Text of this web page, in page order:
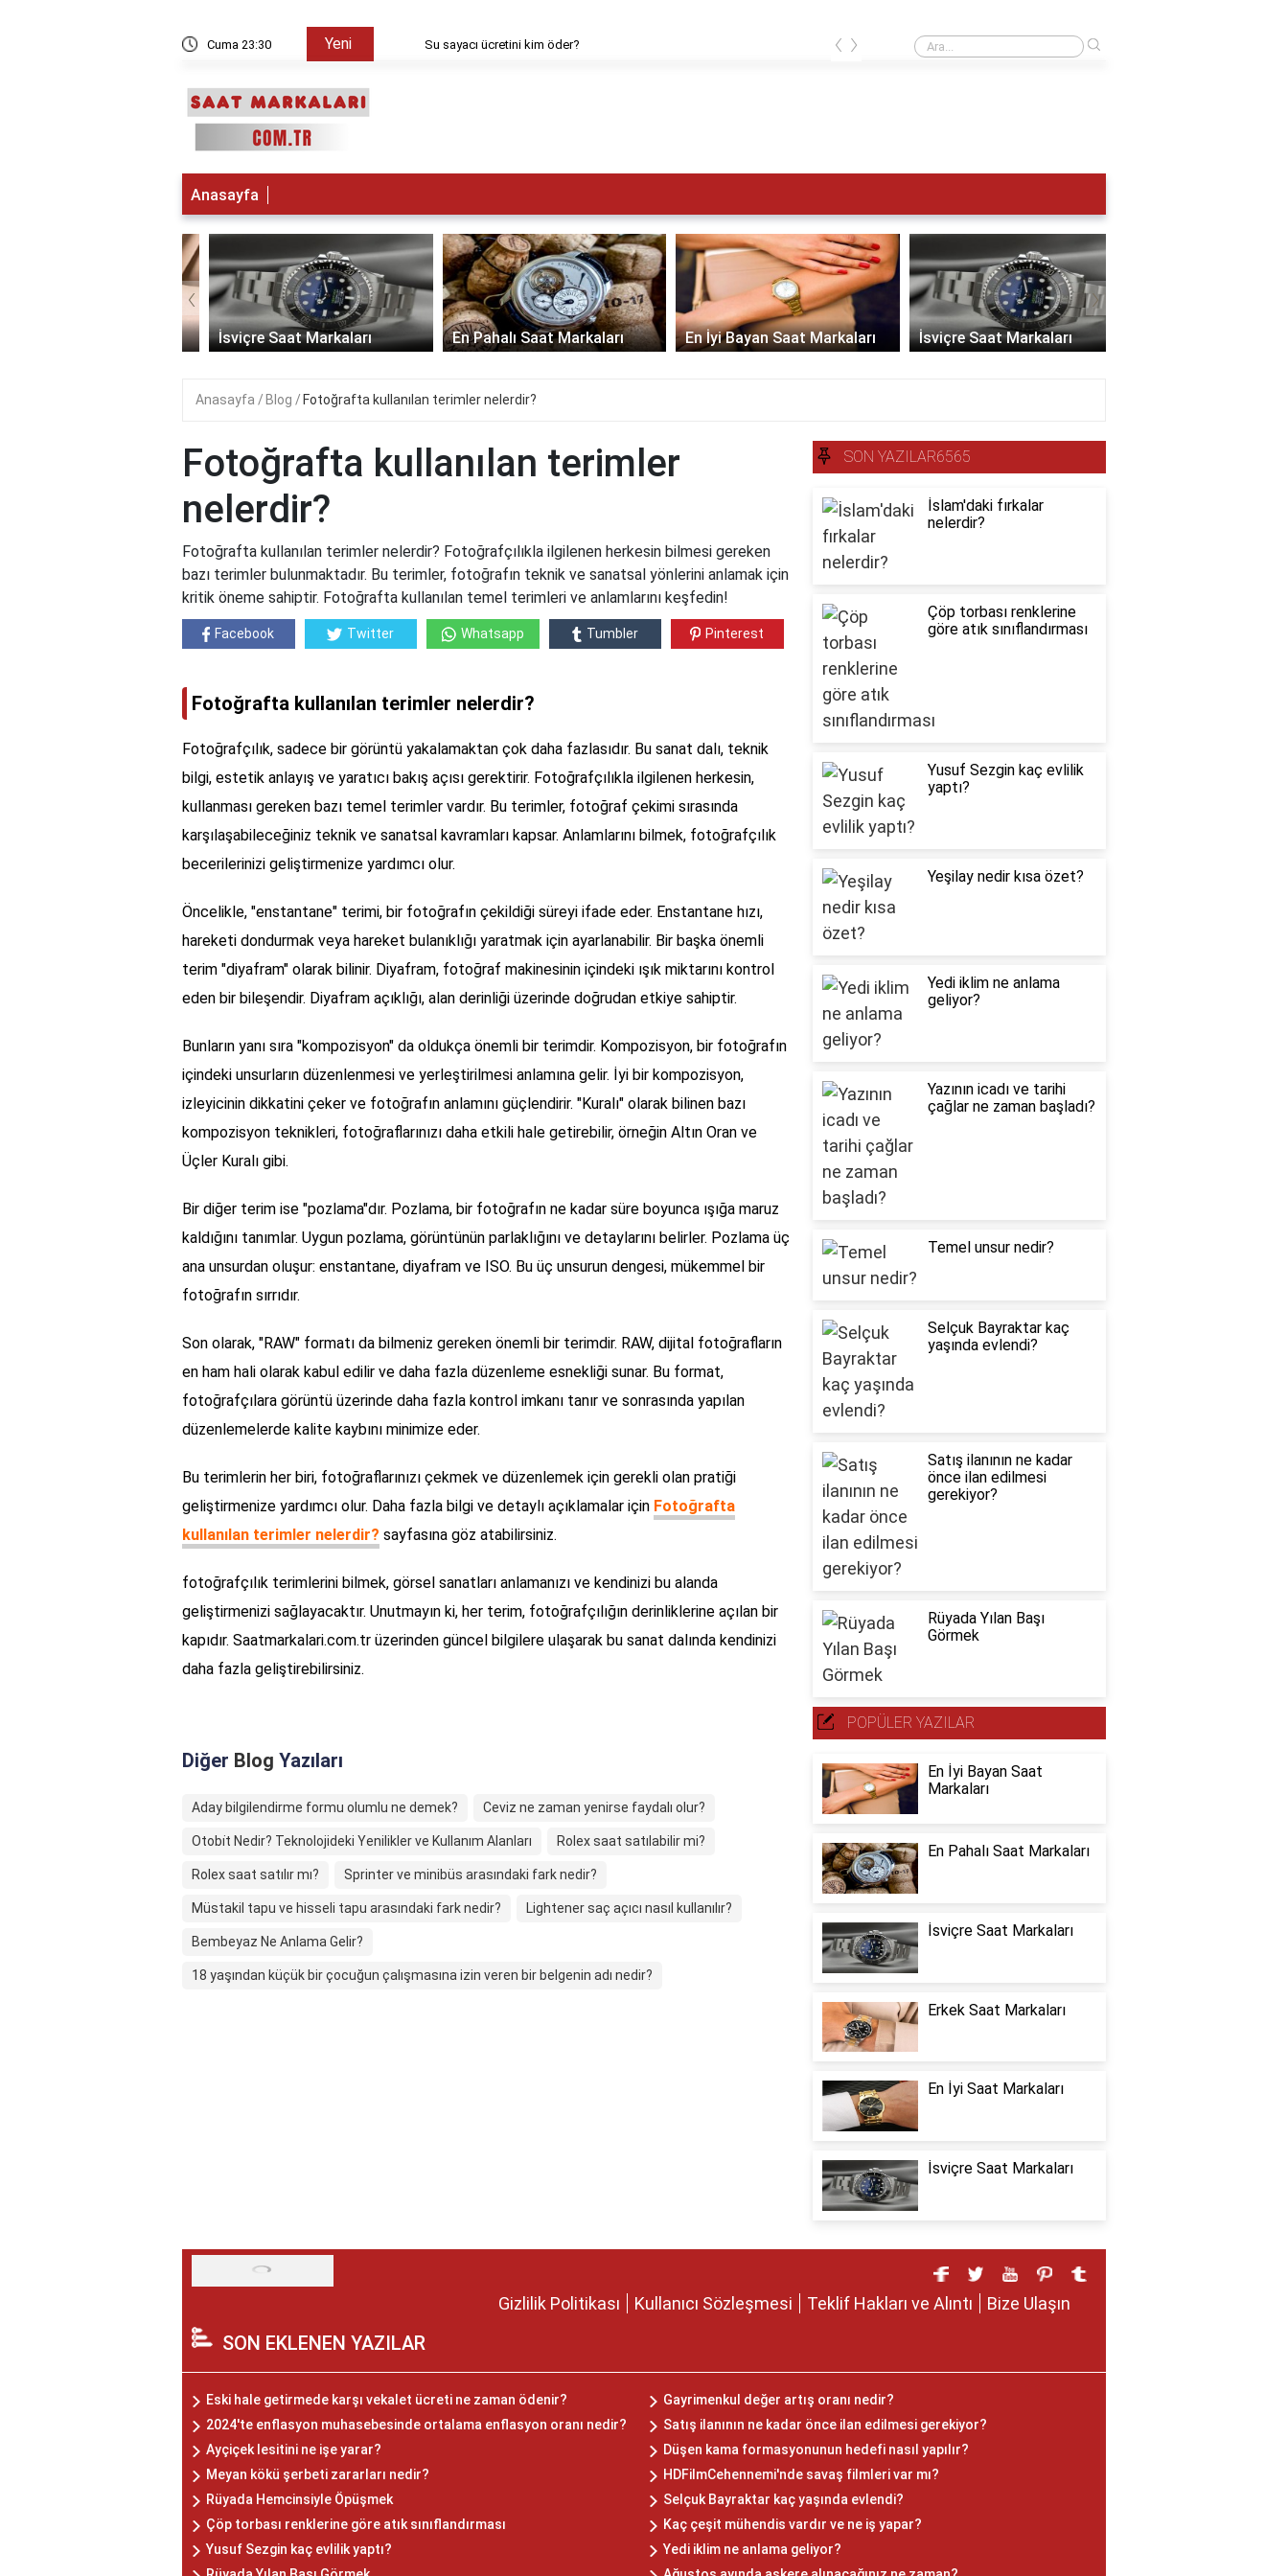
Cuma 23:30 Yeni Su sayacı ücretini kim öder? UTC 0 Türkiye saat kaç?
‹ ›
Anasayfa
İsviçre Saat Markaları En Pahalı Saat Markaları En İyi Bayan Saat Markaları İsviçre Saat Markaları
‹ ›
Anasayfa Blog Fotoğrafta kullanılan terimler nelerdir?
Fotoğrafta kullanılan terimler
nelerdir?
Fotoğrafta kullanılan terimler nelerdir? Fotoğrafçılıkla ilgilenen herkesin bilmesi gereken
bazı terimler bulunmaktadır. Bu terimler, fotoğrafın teknik ve sanatsal yönlerini anlamak için
kritik öneme sahiptir. Fotoğrafta kullanılan temel terimleri ve anlamlarını keşfedin!
Facebook Twitter Whatsapp Tumbler Pinterest
Fotoğrafta kullanılan terimler nelerdir?
Fotoğrafçılık, sadece bir görüntü yakalamaktan çok daha fazlasıdır. Bu sanat dalı, teknik
bilgi, estetik anlayış ve yaratıcı bakış açısı gerektirir. Fotoğrafçılıkla ilgilenen herkesin,
kullanması gereken bazı temel terimler vardır. Bu terimler, fotoğraf çekimi sırasında
karşılaşabileceğiniz teknik ve sanatsal kavramları kapsar. Anlamlarını bilmek, fotoğrafçılık
becerilerinizi geliştirmenize yardımcı olur.
Öncelikle, "enstantane" terimi, bir fotoğrafın çekildiği süreyi ifade eder. Enstantane hızı,
hareketi dondurmak veya hareket bulanıklığı yaratmak için ayarlanabilir. Bir başka önemli
terim "diyafram" olarak bilinir. Diyafram, fotoğraf makinesinin içindeki ışık miktarını kontrol
eden bir bileşendir. Diyafram açıklığı, alan derinliği üzerinde doğrudan etkiye sahiptir.
Bunların yanı sıra "kompozisyon" da oldukça önemli bir terimdir. Kompozisyon, bir fotoğrafın
içindeki unsurların düzenlenmesi ve yerleştirilmesi anlamına gelir. İyi bir kompozisyon,
izleyicinin dikkatini çeker ve fotoğrafın anlamını güçlendirir. "Kuralı" olarak bilinen bazı
kompozisyon teknikleri, fotoğraflarınızı daha etkili hale getirebilir, örneğin Altın Oran ve
Üçler Kuralı gibi.
Bir diğer terim ise "pozlama"dır. Pozlama, bir fotoğrafın ne kadar süre boyunca ışığa maruz
kaldığını tanımlar. Uygun pozlama, görüntünün parlaklığını ve detaylarını belirler. Pozlama üç
ana unsurdan oluşur: enstantane, diyafram ve ISO. Bu üç unsurun dengesi, mükemmel bir
fotoğrafın sırrıdır.
Son olarak, "RAW" formatı da bilmeniz gereken önemli bir terimdir. RAW, dijital fotoğrafların
en ham hali olarak kabul edilir ve daha fazla düzenleme esnekliği sunar. Bu format,
fotoğrafçılara görüntü üzerinde daha fazla kontrol imkanı tanır ve sonrasında yapılan
düzenlemelerde kalite kaybını minimize eder.
Bu terimlerin her biri, fotoğraflarınızı çekmek ve düzenlemek için gerekli olan pratiği
geliştirmenize yardımcı olur. Daha fazla bilgi ve detaylı açıklamalar için Fotoğrafta
kullanılan terimler nelerdir? sayfasına göz atabilirsiniz.
fotoğrafçılık terimlerini bilmek, görsel sanatları anlamanızı ve kendinizi bu alanda
geliştirmenizi sağlayacaktır. Unutmayın ki, her terim, fotoğrafçılığın derinliklerine açılan bir
kapıdır. Saatmarkalari.com.tr üzerinden güncel bilgilere ulaşarak bu sanat dalında kendinizi
daha fazla geliştirebilirsiniz.
Diğer Blog Yazıları
Aday bilgilendirme formu olumlu ne demek? Ceviz ne zaman yenirse faydalı olur?
Otobi̇t Nedir? Teknolojideki Yenilikler ve Kullanım Alanları Rolex saat satılabilir mi?
Rolex saat satılır mı? Sprinter ve minibüs arasındaki fark nedir?
Müstakil tapu ve hisseli tapu arasındaki fark nedir? Lightener saç açıcı nasıl kullanılır?
Bembeyaz Ne Anlama Gelir?
18 yaşından küçük bir çocuğun çalışmasına izin veren bir belgenin adı nedir?
SON YAZILAR6565
İslam'daki fırkalar
nelerdir?
Çöp torbası renklerine
göre atık sınıflandırması
Yusuf Sezgin kaç evlilik
yaptı?
Yeşilay nedir kısa özet?
Yedi iklim ne anlama
geliyor?
Yazının icadı ve tarihi
çağlar ne zaman başladı?
Temel unsur nedir?
Selçuk Bayraktar kaç
yaşında evlendi?
Satış ilanının ne kadar
önce ilan edilmesi
gerekiyor?
Rüyada Yılan Başı
Görmek
POPÜLER YAZILAR
En İyi Bayan Saat
Markaları
En Pahalı Saat Markaları
İsviçre Saat Markaları
Erkek Saat Markaları
En İyi Saat Markaları
İsviçre Saat Markaları
Gizlilik Politikası Kullanıcı Sözleşmesi Teklif Hakları ve Alıntı Bize Ulaşın
SON EKLENEN YAZILAR
Eski hale getirmede karşı vekalet ücreti ne zaman ödenir?
Gayrimenkul değer artış oranı nedir?
2024'te enflasyon muhasebesinde ortalama enflasyon oranı nedir?
Satış ilanının ne kadar önce ilan edilmesi gerekiyor?
Ayçiçek lesitini ne işe yarar?
Düşen kama formasyonunun hedefi nasıl yapılır?
Meyan kökü şerbeti zararları nedir?
HDFilmCehennemi'nde savaş filmleri var mı?
Rüyada Hemcinsiyle Öpüşmek
Selçuk Bayraktar kaç yaşında evlendi?
Çöp torbası renklerine göre atık sınıflandırması
Kaç çeşit mühendis vardır ve ne iş yapar?
Yusuf Sezgin kaç evlilik yaptı?
Yedi iklim ne anlama geliyor?